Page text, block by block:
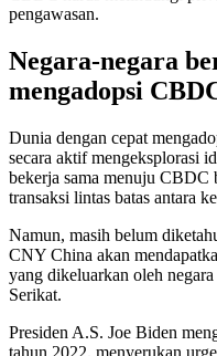
pengawasan.
Negara-negara
mengadopsi
Dunia dengan cepat
secara aktif mengeksplorasi
bekerja sama menuju CBDC
transaksi lintas batas antara
Namun, masih belum
CNY China akan
yang dikeluarkan oleh
Serikat.
Presiden A.S. Joe Biden
tahun 2022, menyerukan